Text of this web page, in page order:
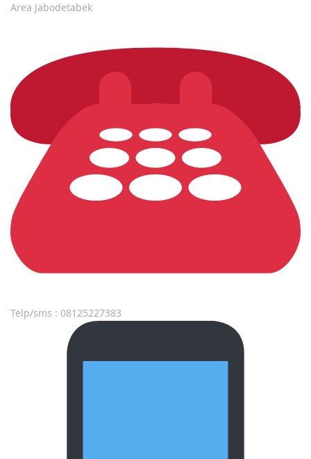
Area Jabodetabek
Telp/sms : 08125227383